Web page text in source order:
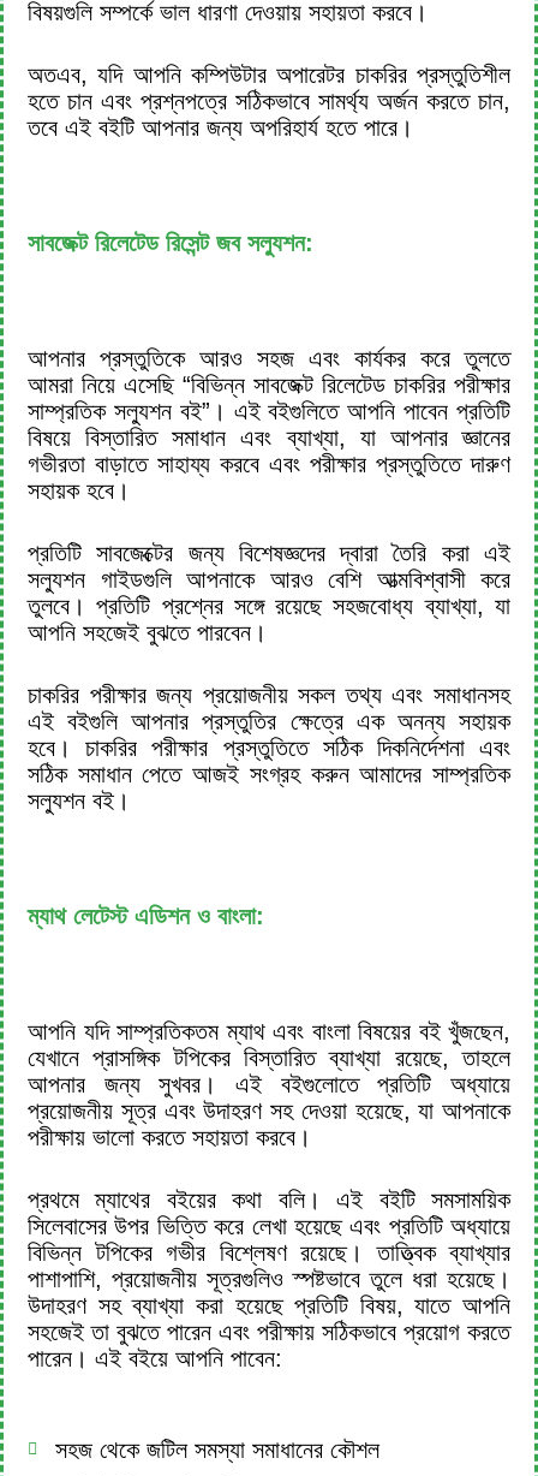
বিষয়গুলি সম্পর্কে ভাল ধারণা দেওয়ায় সহায়তা করবে।
অতএব, যদি আপনি কম্পিউটার অপারেটর চাকরির প্রস্তুতিশীল
হতে চান এবং প্রশ্নপত্রে সঠিকভাবে সামর্থ্য অর্জন করতে চান,
তবে এই বইটি আপনার জন্য অপরিহার্য হতে পারে।
সাবজেক্ট রিলেটেড রিসেন্ট জব সল্যুশন:
আপনার প্রস্তুতিকে আরও সহজ এবং কার্যকর করে তুলতে
আমরা নিয়ে এসেছি “বিভিন্ন সাবজেক্ট রিলেটেড চাকরির পরীক্ষার
সাম্প্রতিক সল্যুশন বই”। এই বইগুলিতে আপনি পাবেন প্রতিটি
বিষয়ে বিস্তারিত সমাধান এবং ব্যাখ্যা, যা আপনার জ্ঞানের
গভীরতা বাড়াতে সাহায্য করবে এবং পরীক্ষার প্রস্তুতিতে দারুণ
সহায়ক হবে।
প্রতিটি সাবজেক্টের জন্য বিশেষজ্ঞদের দ্বারা তৈরি করা এই
সল্যুশন গাইডগুলি আপনাকে আরও বেশি আত্মবিশ্বাসী করে
তুলবে। প্রতিটি প্রশ্নের সঙ্গে রয়েছে সহজবোধ্য ব্যাখ্যা, যা
আপনি সহজেই বুঝতে পারবেন।
চাকরির পরীক্ষার জন্য প্রয়োজনীয় সকল তথ্য এবং সমাধানসহ
এই বইগুলি আপনার প্রস্তুতির ক্ষেত্রে এক অনন্য সহায়ক
হবে। চাকরির পরীক্ষার প্রস্তুতিতে সঠিক দিকনির্দেশনা এবং
সঠিক সমাধান পেতে আজই সংগ্রহ করুন আমাদের সাম্প্রতিক
সল্যুশন বই।
ম্যাথ লেটেস্ট এডিশন ও বাংলা:
আপনি যদি সাম্প্রতিকতম ম্যাথ এবং বাংলা বিষয়ের বই খুঁজছেন,
যেখানে প্রাসঙ্গিক টপিকের বিস্তারিত ব্যাখ্যা রয়েছে, তাহলে
আপনার জন্য সুখবর। এই বইগুলোতে প্রতিটি অধ্যায়ে
প্রয়োজনীয় সূত্র এবং উদাহরণ সহ দেওয়া হয়েছে, যা আপনাকে
পরীক্ষায় ভালো করতে সহায়তা করবে।
প্রথমে ম্যাথের বইয়ের কথা বলি। এই বইটি সমসাময়িক
সিলেবাসের উপর ভিত্তি করে লেখা হয়েছে এবং প্রতিটি অধ্যায়ে
বিভিন্ন টপিকের গভীর বিশ্লেষণ রয়েছে। তাত্ত্বিক ব্যাখ্যার
পাশাপাশি, প্রয়োজনীয় সূত্রগুলিও স্পষ্টভাবে তুলে ধরা হয়েছে।
উদাহরণ সহ ব্যাখ্যা করা হয়েছে প্রতিটি বিষয়, যাতে আপনি
সহজেই তা বুঝতে পারেন এবং পরীক্ষায় সঠিকভাবে প্রয়োগ করতে
পারেন। এই বইয়ে আপনি পাবেন:
সহজ থেকে জটিল সমস্যা সমাধানের কৌশল